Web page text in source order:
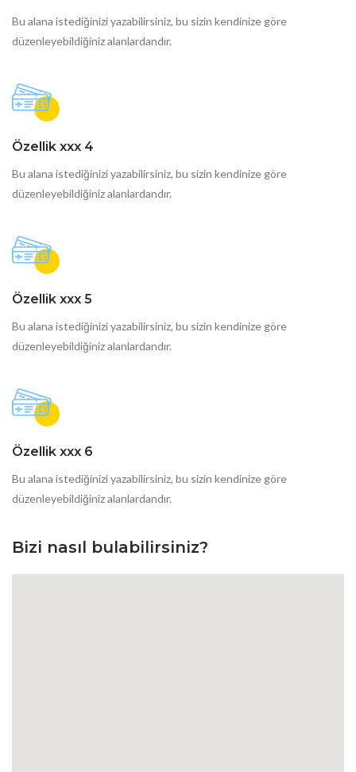
Bu alana istediğinizi yazabilirsiniz, bu sizin kendinize göre
düzenleyebildiğiniz alanlardandır.
Özellik xxx 4
Bu alana istediğinizi yazabilirsiniz, bu sizin kendinize göre
düzenleyebildiğiniz alanlardandır.
Özellik xxx 5
Bu alana istediğinizi yazabilirsiniz, bu sizin kendinize göre
düzenleyebildiğiniz alanlardandır.
Özellik xxx 6
Bu alana istediğinizi yazabilirsiniz, bu sizin kendinize göre
düzenleyebildiğiniz alanlardandır.
Bizi nasıl bulabilirsiniz?